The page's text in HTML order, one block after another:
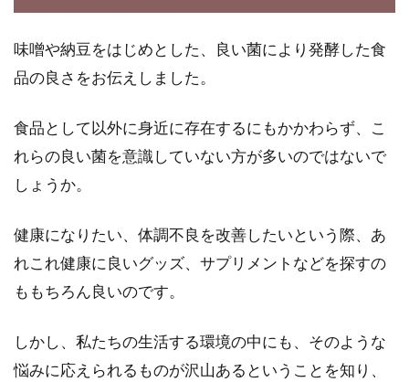
味噌や納豆をはじめとした、良い菌により発酵した食
品の良さをお伝えしました。
食品として以外に身近に存在するにもかかわらず、こ
れらの良い菌を意識していない方が多いのではないで
しょうか。
健康になりたい、体調不良を改善したいという際、あ
れこれ健康に良いグッズ、サプリメントなどを探すの
ももちろん良いのです。
しかし、私たちの生活する環境の中にも、そのような
悩みに応えられるものが沢山あるということを知り、